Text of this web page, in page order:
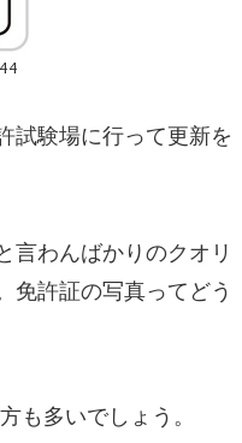
試験場に行って更新を
言わんばかりのクオリ
免許証の写真ってどう
も多いでしょう。